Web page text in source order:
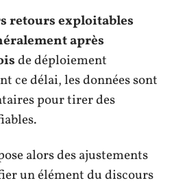
retours exploitables
après
de déploiement
ce délai, les données sont
pour tirer des
alors des ajustements
un élément du discours